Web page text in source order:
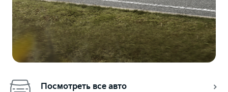
Посмотреть все авто